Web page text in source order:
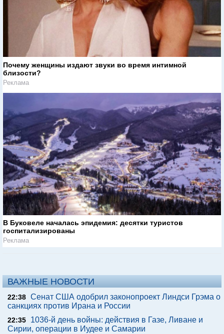
Почему женщины издают звуки во время интимной
близости?
Реклама
В Буковеле началась эпидемия: десятки туристов
госпитализированы
Реклама
ВАЖНЫЕ НОВОСТИ
22:38 Сенат США одобрил законопроект Линдси Грэма о
санкциях против Ирана и России
22:35
1036-й день войны: действия в Газе, Ливане и
Сирии, операции в Иудее и Самарии